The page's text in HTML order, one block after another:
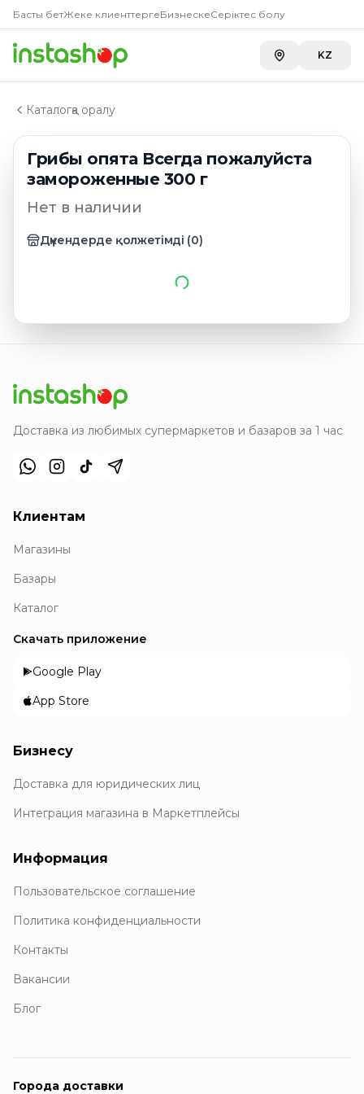
Басты бетЖеке клиенттергеБизнескеСеріктес болу
KZ
Каталогқа оралу
Грибы опята Всегда пожалуйста
замороженные 300 г
Нет в наличии
Дүкендерде қолжетімді (0)
Главная
Каталог
Грибы замороженные, зелень замороженная
Грибы опята Всегда пожалуйста замороженные 300
Доставка из любимых супермаркетов и базаров за 1 час
Клиентам
Магазины
Базары
Каталог
Скачать приложение
Google Play
App Store
Бизнесу
Доставка для юридических лиц
Интеграция магазина в Маркетплейсы
Информация
Пользовательское соглашение
Политика конфиденциальности
Контакты
Вакансии
Блог
Города доставки